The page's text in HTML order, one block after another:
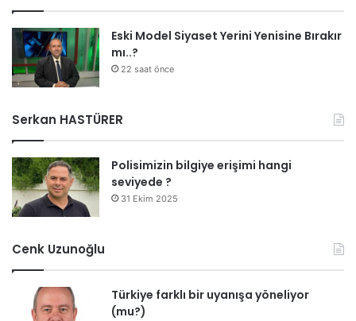
Eski Model Siyaset Yerini Yenisine Bırakır
mı..?
22 saat önce
Serkan HASTÜRER
Polisimizin bilgiye erişimi hangi
seviyede ?
31 Ekim 2025
Cenk Uzunoğlu
Türkiye farklı bir uyanışa yöneliyor
(mu?)